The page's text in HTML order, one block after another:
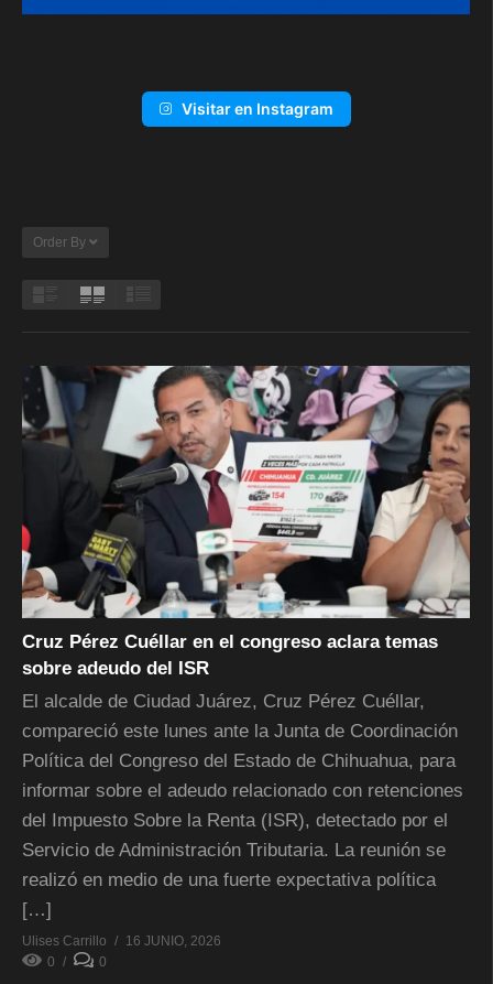
Visitar en Instagram
Order By
Cruz Pérez Cuéllar en el congreso aclara temas
sobre adeudo del ISR
El alcalde de Ciudad Juárez, Cruz Pérez Cuéllar,
compareció este lunes ante la Junta de Coordinación
Política del Congreso del Estado de Chihuahua, para
informar sobre el adeudo relacionado con retenciones
del Impuesto Sobre la Renta (ISR), detectado por el
Servicio de Administración Tributaria. La reunión se
realizó en medio de una fuerte expectativa política
[…]
Ulises Carrillo
16 JUNIO, 2026
0
0